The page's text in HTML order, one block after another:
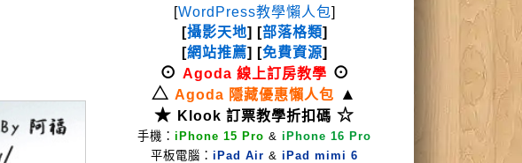
[WordPress教學懶人包]
[攝影天地] [部落格類]
[網站推薦] [免費資源]
⊙ Agoda 線上訂房教學 ⊙
△ Agoda 隱藏優惠懶人包
▲
★ Klook 訂票教學折扣碼 ☆
手機： iPhone 15 Pro & iPhone 16 Pro
平板電腦： iPad Air & iPad mimi 6